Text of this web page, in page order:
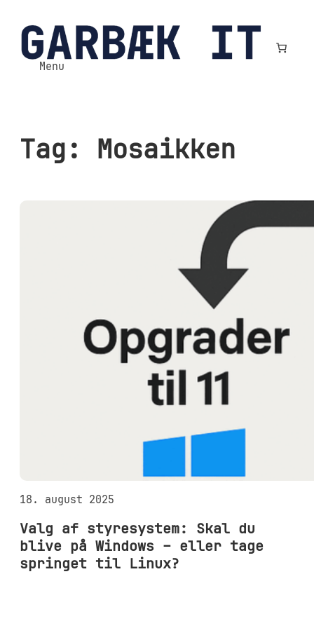
til
indhold
Menu
Tag: Mosaikken
18. august 2025
Valg af styresystem: Skal du
blive på Windows – eller tage
springet til Linux?